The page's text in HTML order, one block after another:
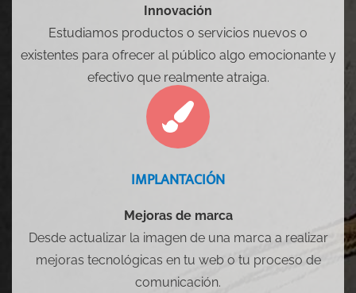
Innovación
Estudiamos productos o servicios nuevos o
existentes para ofrecer al público algo emocionante y
efectivo que realmente atraiga.
IMPLANTACIÓN
Mejoras de marca
Desde actualizar la imagen de una marca a realizar
mejoras tecnológicas en tu web o tu proceso de
comunicación.